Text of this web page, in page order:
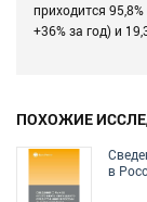
приходится
+36% за год) и
ПОХОЖИЕ
в